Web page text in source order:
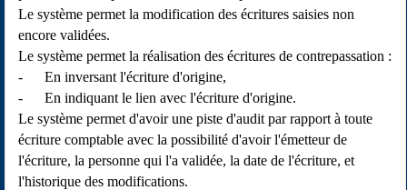
Le système permet la modification des écritures saisies non
encore validées.
Le système permet la réalisation des écritures de contrepassation :
- En inversant l'écriture d'origine,
- En indiquant le lien avec l'écriture d'origine.
Le système permet d'avoir une piste d'audit par rapport à toute
écriture comptable avec la possibilité d'avoir l'émetteur de
l'écriture, la personne qui l'a validée, la date de l'écriture, et
l'historique des modifications.